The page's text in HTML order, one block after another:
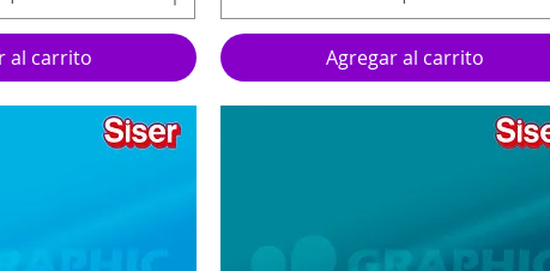
al carrito Agregar al carrito